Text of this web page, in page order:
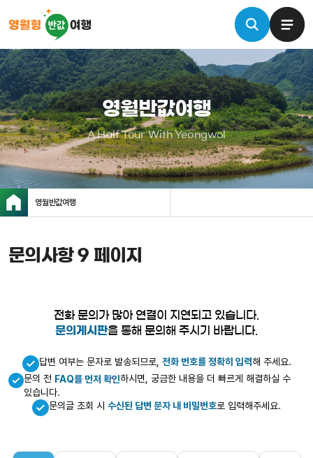
영월반값여행
A Half Tour With Yeongwol
영월반값여행
문의사항 9 페이지
전화 문의가 많아 연결이 지연되고 있습니다.
문의게시판을 통해 문의해 주시기 바랍니다.
답변 여부는 문자로 발송되므로, 전화 번호를 정확히 입력해 주세요.
문의 전 FAQ를 먼저 확인하시면, 궁금한 내용을 더 빠르게 해결하실 수
있습니다.
문의글 조회 시 수신된 답변 문자 내 비밀번호로 입력해주세요.